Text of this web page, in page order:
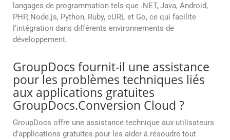
langages de programmation tels que .NET, Java, Android,
PHP, Node.js, Python, Ruby, cURL et Go, ce qui facilite
l’intégration dans différents environnements de
développement.
GroupDocs fournit-il une assistance
pour les problèmes techniques liés
aux applications gratuites
GroupDocs.Conversion Cloud ?
GroupDocs offre une assistance technique aux utilisateurs
d’applications gratuites pour les aider à résoudre tout